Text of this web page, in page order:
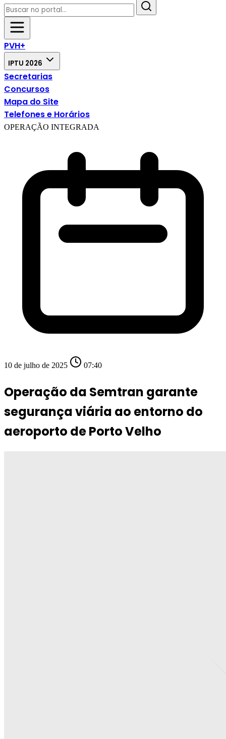
PVH+
IPTU 2026
Secretarias
Concursos
Mapa do Site
Telefones e Horários
OPERAÇÃO INTEGRADA
10 de julho de 2025 07:40
Operação da Semtran garante
segurança viária ao entorno do
aeroporto de Porto Velho